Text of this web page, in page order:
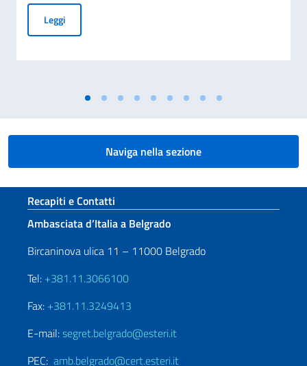
LeggiCOMMEMORAZIONE DEL 70. ANNIVERSARIO DEL
Naviga nella sezione
Sezione footer
Recapiti e Contatti
Ambasciata d’Italia a Belgrado
Bircaninova ulica 11 – 11000 Belgrado
Tel: +381.11.3066100
Fax: +381.11.3249413
E-mail:segret.belgrado@esteri.it
PEC: amb.belgrado@cert.esteri.it